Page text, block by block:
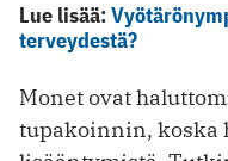
Lue lisää:
terveydestä?
Monet ovat
tupakoinnin, koska